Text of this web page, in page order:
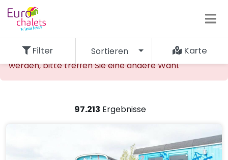
Die gewünschte Unterkunft kann nicht gefunden
werden, bitte treffen Sie eine andere Wahl.
97.213 Ergebnisse
Filter Sortieren Karte